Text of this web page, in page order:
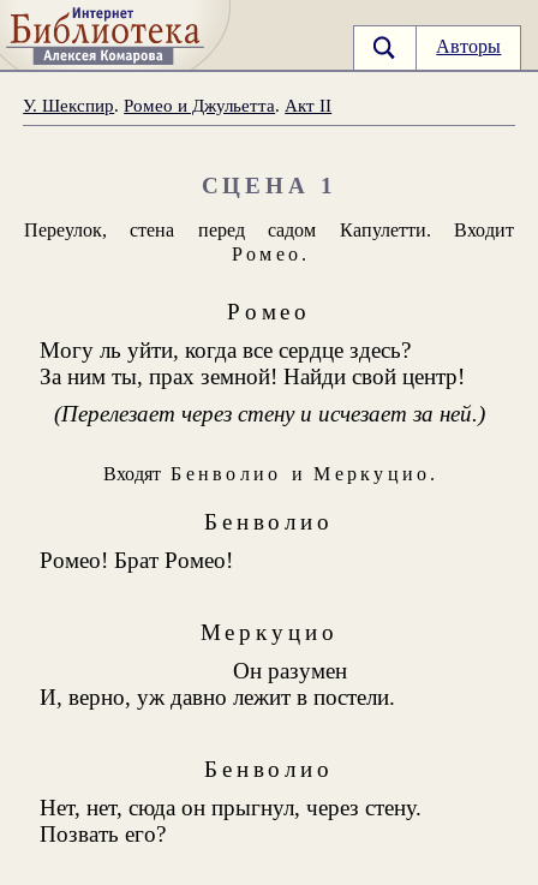
Авторы
У. Шекспир.Ромео и Джульетта. Акт II
СЦЕНА 1
Переулок, стена перед садом Капулетти. Входит
Ромео .
Ромео
Могу ль уйти, когда все сердце здесь?
За ним ты, прах земной! Найди свой центр!
(Перелезает через стену и исчезает за ней.)
ВходятБенволио иМеркуцио .
Бенволио
Ромео! Брат Ромео!
Меркуцио
Он разумен
И, верно, уж давно лежит в постели.
Бенволио
Нет, нет, сюда он прыгнул, через стену.
Позвать его?